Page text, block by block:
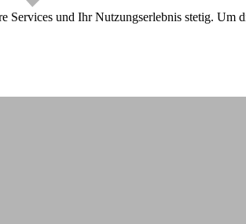
und Ihr Nutzungserlebnis stetig. Um